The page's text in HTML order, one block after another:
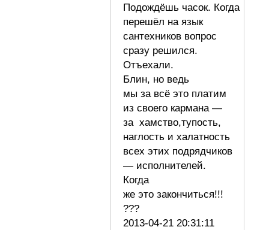
Подождёшь часок. Когда
перешёл на язык
сантехников вопрос
сразу решился.
Отъехали.
Блин, но ведь
мы за всё это платим
из своего кармана —
за хамство,тупость,
наглость и халатность
всех этих подрядчиков
— исполнителей.
Когда
же это закончиться!!!
???
2013-04-21 20:31:11